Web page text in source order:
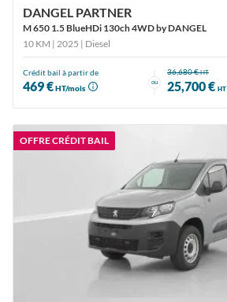
DANGEL PARTNER
M 650 1.5 BlueHDi 130ch 4WD by DANGEL
10 KM | 2025 | Diesel
Crédit bail à partir de
469 €HT/mois
ou
36,680 €HT
25,700 € HT
OFFRE CRÉDIT BAIL